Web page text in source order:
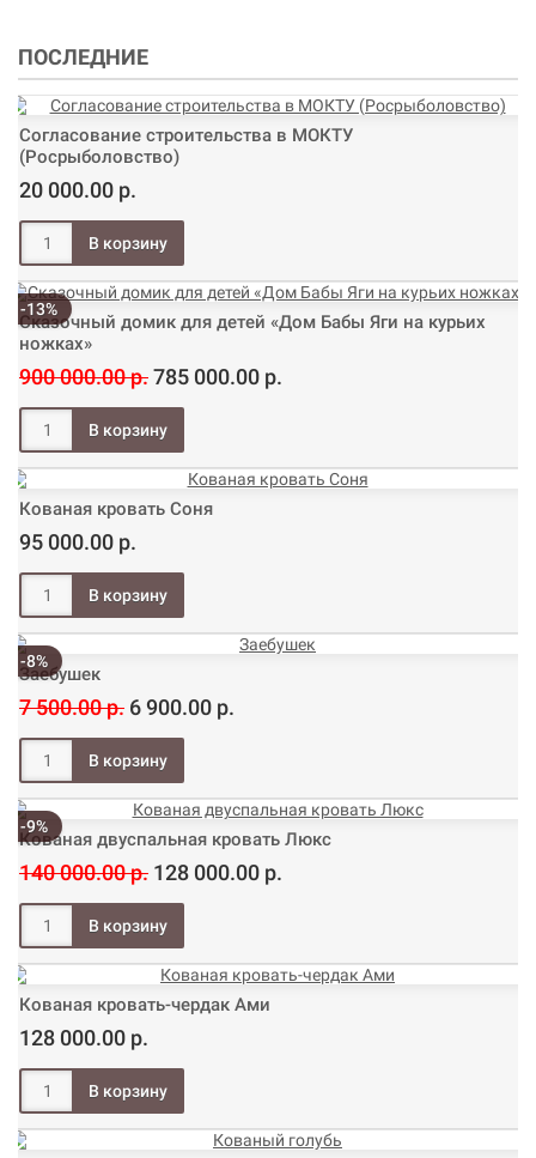
ПОСЛЕДНИЕ
Согласование строительства в МОКТУ
(Росрыболовство)
20 000.00 р.
-13%
Сказочный домик для детей «Дом Бабы Яги на курьих
ножках»
900 000.00 р.785 000.00 р.
Кованая кровать Соня
95 000.00 р.
-8%
Заебушек
7 500.00 р. 6 900.00 р.
-9%
Кованая двуспальная кровать Люкс
140 000.00 р. 128 000.00 р.
Кованая кровать-чердак Ами
128 000.00 р.